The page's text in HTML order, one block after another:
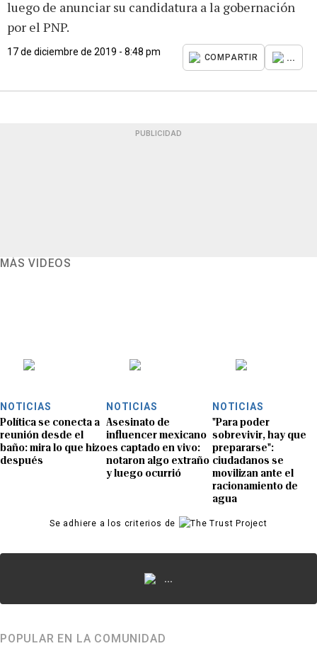
luego de anunciar su candidatura a la gobernación
por el PNP.
17 de diciembre de 2019 - 8:48 pm
COMPARTIR ...
PUBLICIDAD
MÁS VIDEOS
NOTICIAS
Política se conecta a
reunión desde el
baño: mira lo que hizo
después
NOTICIAS
Asesinato de
influencer mexicano
es captado en vivo:
notaron algo extraño
y luego ocurrió
NOTICIAS
"Para poder
sobrevivir, hay que
prepararse":
ciudadanos se
movilizan ante el
racionamiento de
agua
Se adhiere a los criterios de
...
POPULAR EN LA COMUNIDAD